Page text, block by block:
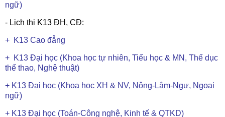
ngữ)
- Lịch thi K13 ĐH, CĐ:
+ K13 Cao đẳng
+ K13 Đại học (Khoa học tự nhiên, Tiểu học & MN, Thể dục
thể thao, Nghệ thuật)
+ K13 Đại học (Khoa học XH & NV, Nông-Lâm-Ngư, Ngoại
ngữ)
+ K13 Đại học (Toán-Công nghệ, Kinh tế & QTKD)